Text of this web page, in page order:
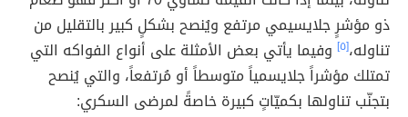
ذو مؤشرٍ جلايسيمي مرتفع ويُنصح بشكلٍ كبير بالتقليل من
تناوله،[٥]
وفيما يأتي بعض الأمثلة على أنواع الفواكه التي
تمتلك مؤشراً جلايسمياً متوسطاً أو مُرتفعاً، والتي يُنصح
بتجنّب تناولها بكميّاتٍ كبيرة خاصةً لمرضى السكري: